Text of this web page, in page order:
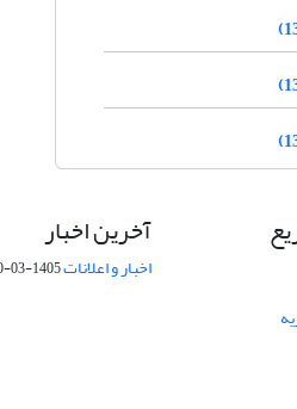
آخرین اخبار
اخبار و اعلانات1405-03-30